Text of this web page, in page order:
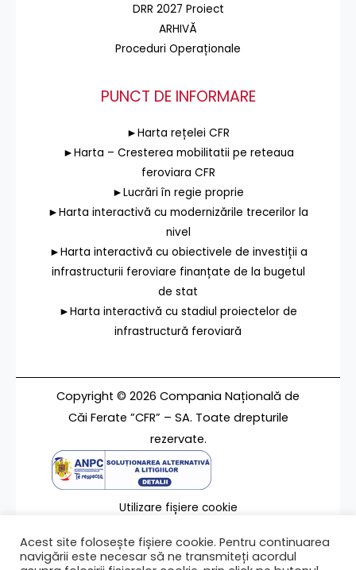
DRR 2027 Proiect
ARHIVĂ
Proceduri Operaționale
PUNCT DE INFORMARE
►Harta rețelei CFR
►Harta – Cresterea mobilitatii pe reteaua
feroviara CFR
►Lucrări în regie proprie
►Harta interactivă cu modernizările trecerilor la
nivel
►Harta interactivă cu obiectivele de investiții a
infrastructurii feroviare finanțate de la bugetul
de stat
►Harta interactivă cu stadiul proiectelor de
infrastructură feroviară
Copyright © 2026 Compania Națională de
Căi Ferate ”CFR” – SA. Toate drepturile
rezervate.
Utilizare fișiere cookie
Contact
Acest site folosește fișiere cookie. Pentru continuarea
navigării este necesar să ne transmiteți acordul